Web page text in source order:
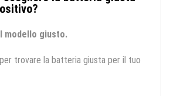
modello giusto.
trovare la batteria giusta per il tuo